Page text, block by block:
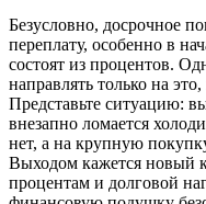
Безусловно, досрочное
переплату, особенно в
состоят из процентов.
направлять только на
Представьте ситуацию:
внезапно ломается
нет, а на крупную
Выходом кажется новый
процентам и долговой